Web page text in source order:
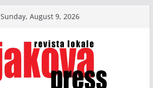
Sunday, August 9, 2026